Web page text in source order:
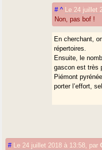
# ^ Le 24 juillet
Non, pas bof !
En cherchant,
répertoires.
Ensuite, le
gascon est très
Piémont
porter l’effort,
# Le 24 juillet 2018 à 13:58 par